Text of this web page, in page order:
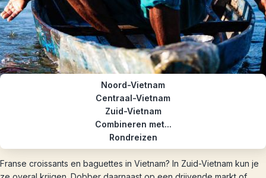
Noord-Vietnam
Centraal-Vietnam
Zuid-Vietnam
Combineren met...
Rondreizen
Franse croissants en baguettes in Vietnam? In Zuid-Vietnam kun je